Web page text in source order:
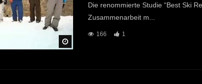
Die renommierte Studie “Best Ski
Zusammenarbeit m...
166 1